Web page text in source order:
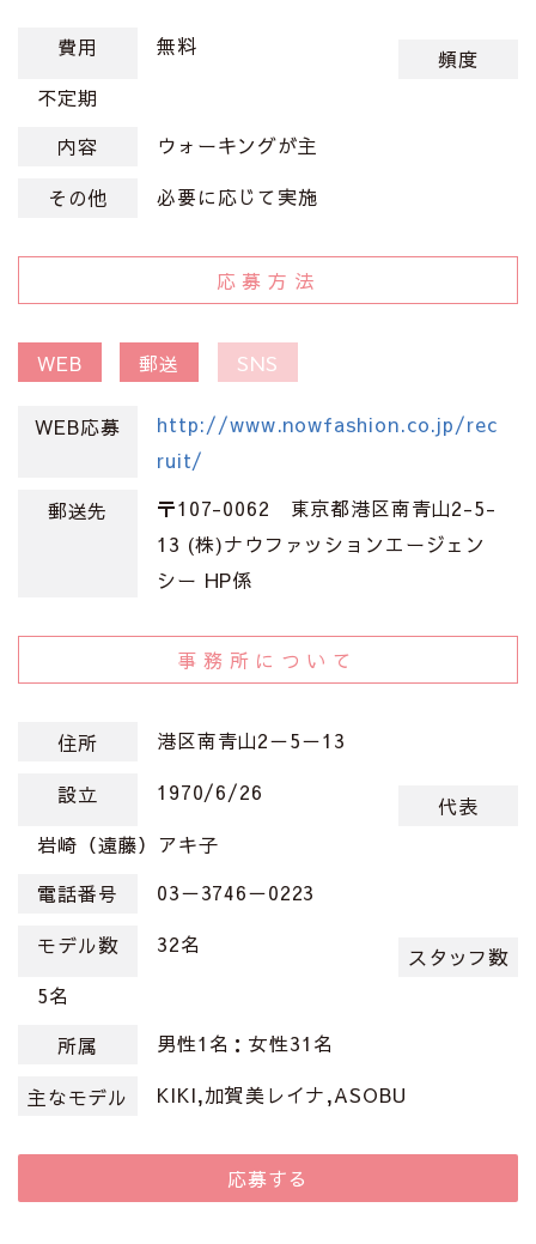
費用 無料
頻度
不定期
内容
ウォーキングが主
その他 必要に応じて実施
応募方法
WEB 郵送 SNS
WEB応募
http://www.nowfashion.co.jp/rec
ruit/
郵送先
〒107-0062 東京都港区南青山2-5-
13 (株)ナウファッションエージェン
シー HP係
事務所について
住所 港区南青山2－5－13
設立 1970/6/26
代表
岩崎（遠藤）アキ子
電話番号
03－3746－0223
モデル数 32名
スタッフ数
5名
所属
男性1名：女性31名
主なモデル KIKI,加賀美レイナ,ASOBU
応募する